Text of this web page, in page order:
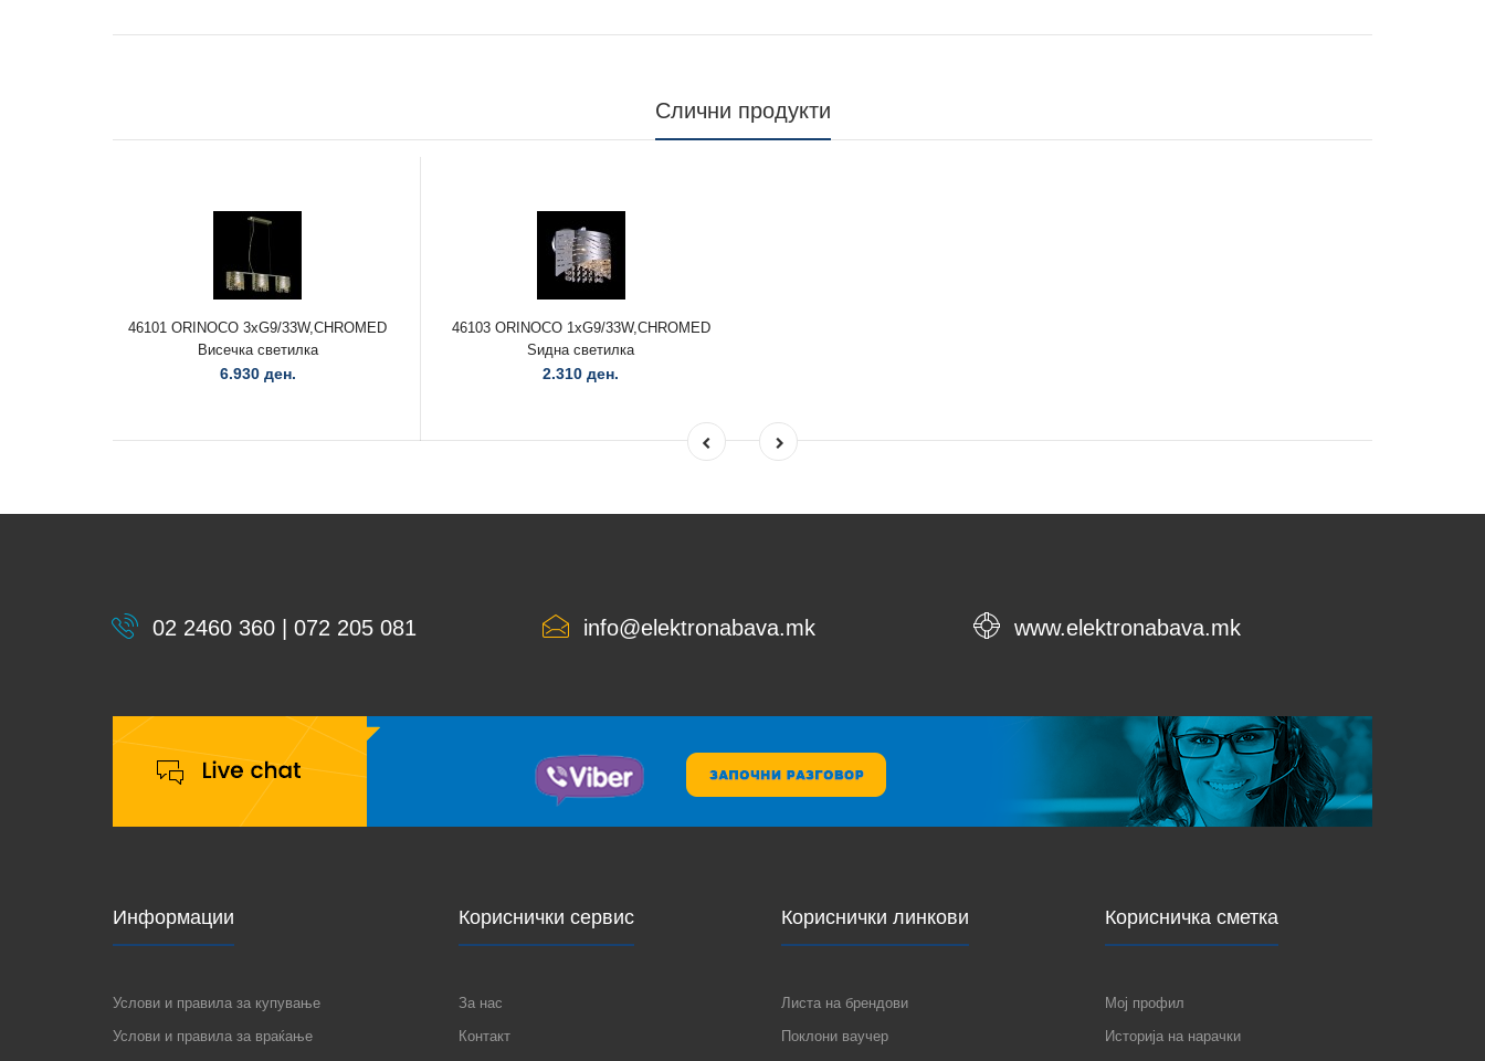
Слични продукти
46101 ORINOCO 3xG9/33W,CHROMED
Висечка светилка
6.930 ден.
46103 ORINOCO 1xG9/33W,CHROMED
Ѕидна светилка
2.310 ден.
02 2460 360 | 072 205 081 info@elektronabava.mk www.elektronabava.mk
Информации
Услови и правила за купување
Услови и правила за враќање
Кориснички сервис
За нас
Контакт
Кориснички линкови
Листа на брендови
Поклони ваучер
Корисничка сметка
Мој профил
Историја на нарачки